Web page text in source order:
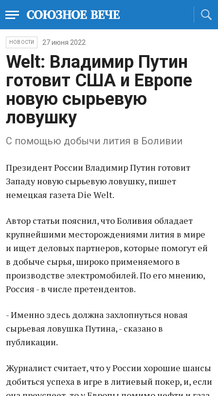
НОВОСТИ 27 июня 2022
Welt: Владимир Путин
готовит США и Европе
новую сырьевую
ловушку
С помощью добычи лития в Боливии
Президент России Владимир Путин готовит
Западу новую сырьевую ловушку, пишет
немецкая газета Die Welt.
Автор статьи пояснил, что Боливия обладает
крупнейшими месторождениями лития в мире
и ищет деловых партнеров, которые помогут ей
в добыче сырья, широко применяемого в
производстве электромобилей. По его мнению,
Россия - в числе претендентов.
- Именно здесь должна захлопнуться новая
сырьевая ловушка Путина, - сказано в
публикации.
Журналист считает, что у России хорошие шансы
добиться успеха в игре в литиевый покер, и, если